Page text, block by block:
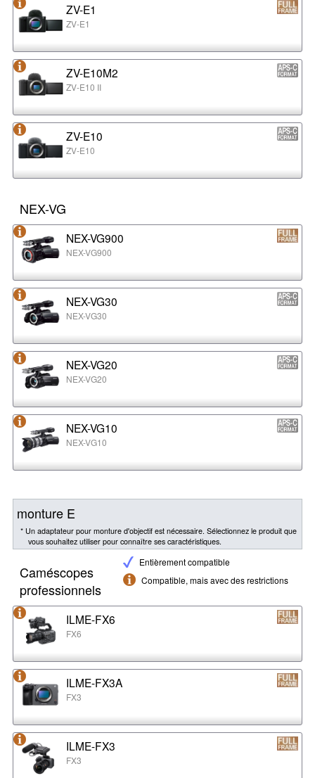
ZV-E1
ZV-E1
ZV-E10M2
ZV-E10 II
ZV-E10
ZV-E10
NEX-VG
NEX-VG900
NEX-VG900
NEX-VG30
NEX-VG30
NEX-VG20
NEX-VG20
NEX-VG10
NEX-VG10
monture E
* Un adaptateur pour monture d'objectif est nécessaire. Sélectionnez le produit que
vous souhaitez utiliser pour connaître ses caractéristiques.
Entièrement compatible
Compatible, mais avec des restrictions
Caméscopes
professionnels
ILME-FX6
FX6
ILME-FX3A
FX3
ILME-FX3
FX3